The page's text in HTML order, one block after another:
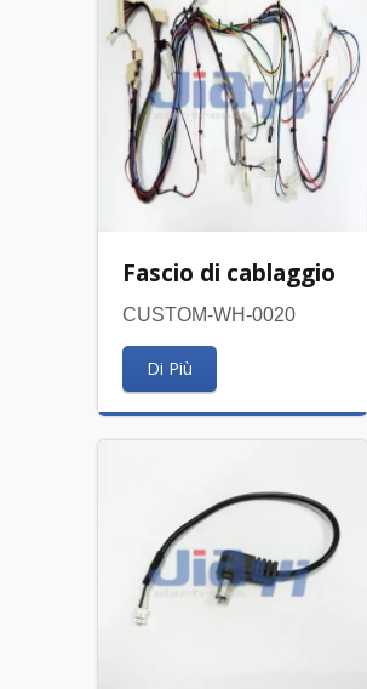
Fascio di cablaggio
CUSTOM-WH-0020
Di Più